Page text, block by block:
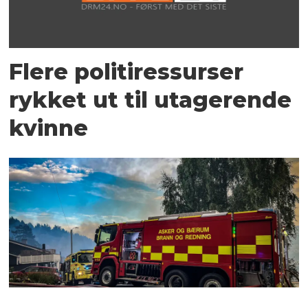
Flere politiressurser
rykket ut til utagerende
kvinne